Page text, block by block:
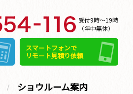
受付9時～19時
（年中無休）
スマートフォンで
リモート見積り依頼
ショウルーム案内